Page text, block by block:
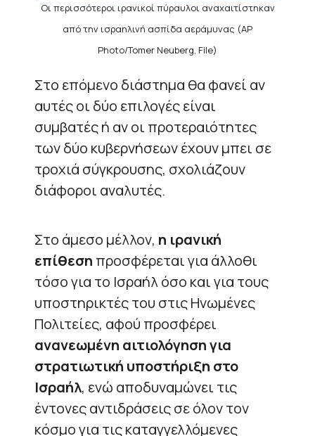
Οι περισσότεροι ιρανικοί πύραυλοι αναχαιτίστηκαν
από την ισραηλινή ασπίδα αεράμυνας (AP
Photo/Tomer Neuberg, File)
Στο επόμενο διάστημα θα φανεί αν
αυτές οι δύο επιλογές είναι
συμβατές ή αν οι προτεραιότητες
των δύο κυβερνήσεων έχουν μπει σε
τροχιά σύγκρουσης, σχολιάζουν
διάφοροι αναλυτές.
Στο άμεσο μέλλον, η ιρανική
επίθεση προσφέρεται για άλλοθι
τόσο για το Ισραήλ όσο και για τους
υποστηρικτές του στις Ηνωμένες
Πολιτείες, αφού προσφέρει
ανανεωμένη αιτιολόγηση για
στρατιωτική υποστήριξη στο
Ισραήλ, ενώ αποδυναμώνει τις
έντονες αντιδράσεις σε όλον τον
κόσμο για τις καταγγελλόμενες